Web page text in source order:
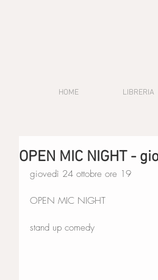
HOME LIBRERIA
OPEN MIC NIGHT -
giovedì 24 ottobre ore 19
OPEN MIC NIGHT
stand up comedy